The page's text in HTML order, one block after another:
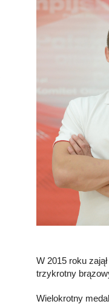
W 2015 roku
trzykrotny
Wielokrotny